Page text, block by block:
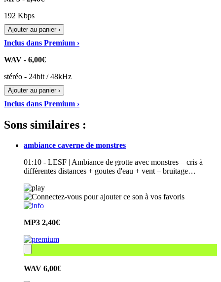
192 Kbps
Ajouter au panier ›
Inclus dans Premium ›
WAV - 6,00€
stéréo - 24bit / 48kHz
Ajouter au panier ›
Inclus dans Premium ›
Sons similaires :
ambiance caverne de monstres
01:10 - LESF | Ambiance de grotte avec monstres – cris à
différentes distances + goutes d'eau + vent – bruitage…
MP3 2,40€
WAV 6,00€